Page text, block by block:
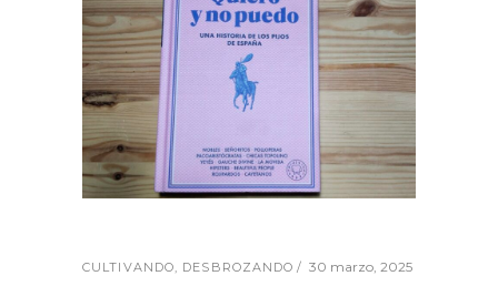
CULTIVANDO, DESBROZANDO 30 marzo, 2025